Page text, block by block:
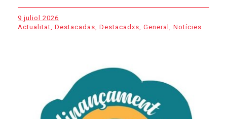
9 juliol 2026
Actualitat Destacadas Destacadxs General Notícies